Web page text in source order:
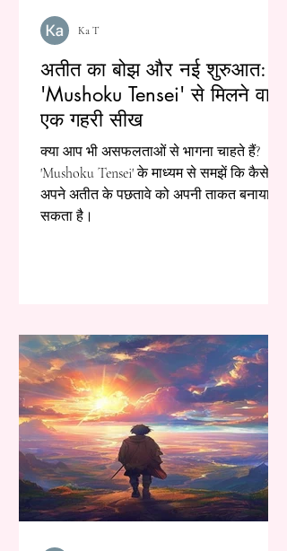
अतीत का बोझ और नई शुरुआत:
'Mushoku Tensei' से मिलने वाली
एक गहरी सीख
क्या आप भी असफलताओं से भागना चाहते हैं?
'Mushoku Tensei' के माध्यम से समझें कि कैसे
अपने अतीत के पछतावे को अपनी ताकत बनाया जा
सकता है।
Ka T